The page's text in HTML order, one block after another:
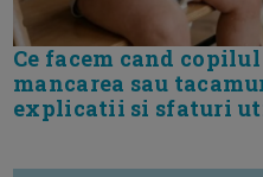
Ce facem cand
mancarea sau
explicatii si sfaturi